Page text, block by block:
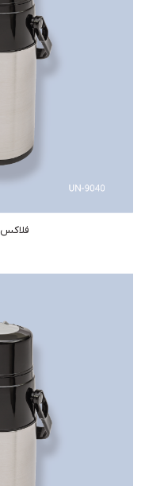
فلاکس 2 قلو 1 لیتر شیشه دار